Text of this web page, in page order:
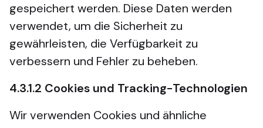
gespeichert werden. Diese Daten werden
verwendet, um die Sicherheit zu
gewährleisten, die Verfügbarkeit zu
verbessern und Fehler zu beheben.
4.3.1.2 Cookies und Tracking-Technologien
Wir verwenden Cookies und ähnliche